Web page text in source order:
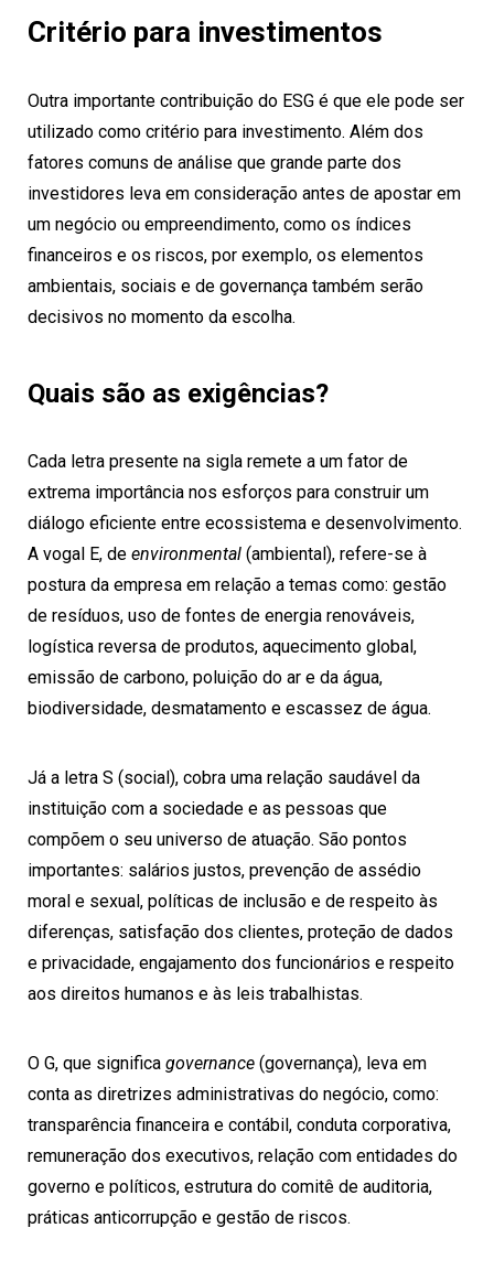
Critério para investimentos
Outra importante contribuição do ESG é que ele pode ser
utilizado como critério para investimento. Além dos
fatores comuns de análise que grande parte dos
investidores leva em consideração antes de apostar em
um negócio ou empreendimento, como os índices
financeiros e os riscos, por exemplo, os elementos
ambientais, sociais e de governança também serão
decisivos no momento da escolha.
Quais são as exigências?
Cada letra presente na sigla remete a um fator de
extrema importância nos esforços para construir um
diálogo eficiente entre ecossistema e desenvolvimento.
A vogal E, de environmental (ambiental), refere-se à
postura da empresa em relação a temas como: gestão
de resíduos, uso de fontes de energia renováveis,
logística reversa de produtos, aquecimento global,
emissão de carbono, poluição do ar e da água,
biodiversidade, desmatamento e escassez de água.
Já a letra S (social), cobra uma relação saudável da
instituição com a sociedade e as pessoas que
compõem o seu universo de atuação. São pontos
importantes: salários justos, prevenção de assédio
moral e sexual, políticas de inclusão e de respeito às
diferenças, satisfação dos clientes, proteção de dados
e privacidade, engajamento dos funcionários e respeito
aos direitos humanos e às leis trabalhistas.
O G, que significa governance (governança), leva em
conta as diretrizes administrativas do negócio, como:
transparência financeira e contábil, conduta corporativa,
remuneração dos executivos, relação com entidades do
governo e políticos, estrutura do comitê de auditoria,
práticas anticorrupção e gestão de riscos.